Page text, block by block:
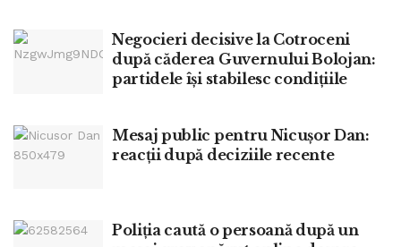
Negocieri decisive la Cotroceni
după căderea Guvernului Bolojan:
partidele își stabilesc condițiile
Mesaj public pentru Nicușor Dan:
reacții după deciziile recente
Poliția caută o persoană după un